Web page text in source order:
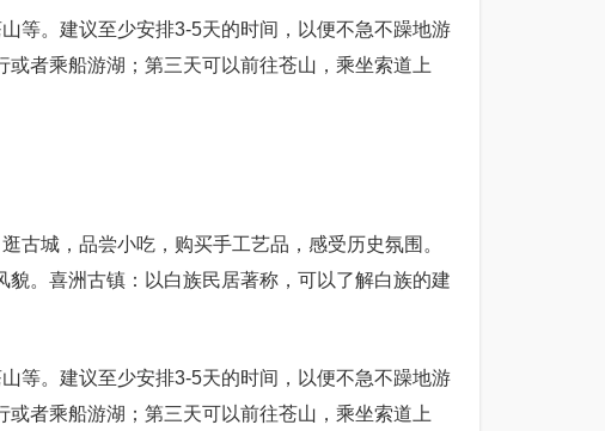
等。建议至少安排3-5天的时间，以便不急不躁地游
者乘船游湖；第三天可以前往苍山，乘坐索道上
古城，品尝小吃，购买手工艺品，感受历史氛围。
。喜洲古镇：以白族民居著称，可以了解白族的建
等。建议至少安排3-5天的时间，以便不急不躁地游
者乘船游湖；第三天可以前往苍山，乘坐索道上